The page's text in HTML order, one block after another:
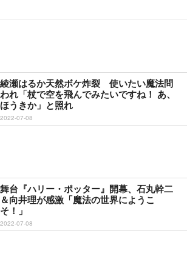
綾瀬はるか天然ボケ炸裂 使いたい魔法問
われ「杖で空を飛んでみたいですね！ あ、
ほうきか」と照れ
2022-07-08
舞台『ハリー・ポッター』開幕、石丸幹二
＆向井理が感激「魔法の世界にようこ
そ！」
2022-07-08